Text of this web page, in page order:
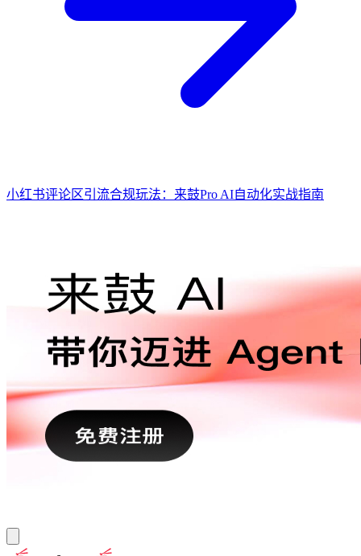
小红书评论区引流合规玩法：来鼓Pro AI自动化实战指南